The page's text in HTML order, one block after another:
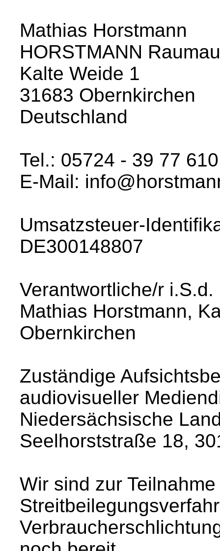
Mathias Horstmann
HORSTMANN
Kalte Weide 1
31683 Obernkirchen
Deutschland
Tel.: 05724 - 39 77 610
E-Mail:
Umsatzsteuer-
DE300148807
Verantwortliche/r
Mathias Horstmann,
Obernkirchen
Zuständige
audiovisueller
Niedersächsische
Seelhorststraße 18,
Wir sind zur